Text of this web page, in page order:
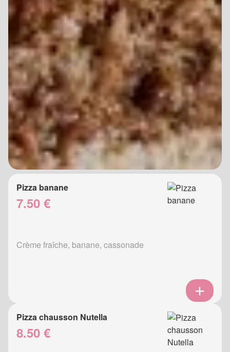
Pizza banane
7.50 €
Crème fraîche, banane, cassonade
Pizza chausson Nutella
8.50 €